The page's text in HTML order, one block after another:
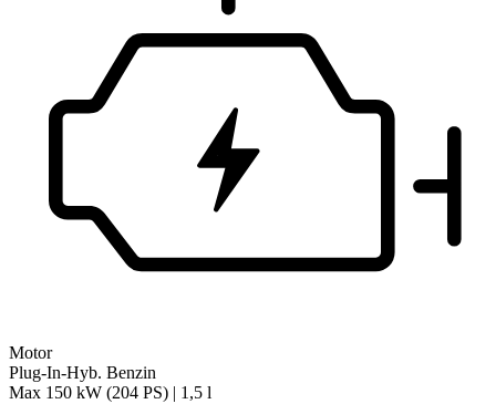
Motor
Plug-In-Hyb. Benzin
Max 150 kW (204 PS) | 1,5 l